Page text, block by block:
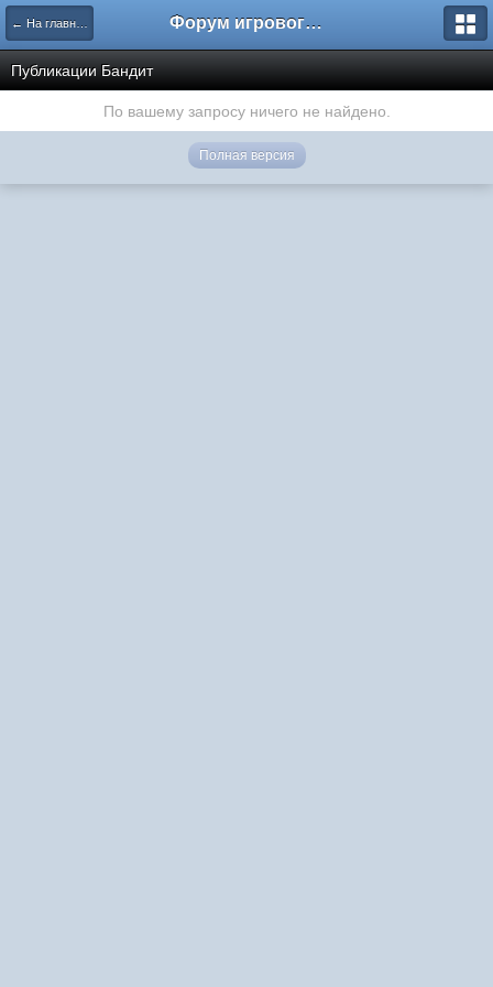
← На главную Форум игрового проекта Riverrise
Публикации Бандит
По вашему запросу ничего не найдено.
Полная версия